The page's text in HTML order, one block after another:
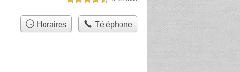
Horaires Téléphone